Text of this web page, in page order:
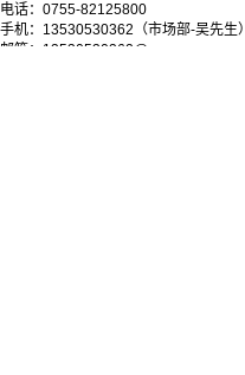
电话：0755-82125800
手机：13530530362（市场部-吴先生）
邮箱：13530530362@qq.com